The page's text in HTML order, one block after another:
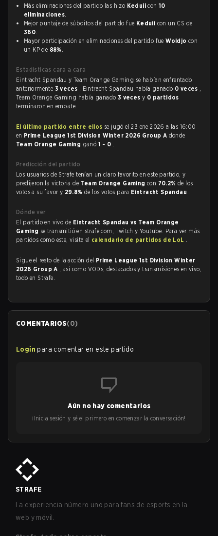
Más eliminaciones del partido las hizo Keduii con10
eliminaciones.
Mejor puntaje de súbditos del partido fue Keduii con un CS de
360.
Mayor participación en eliminaciones del partido fueWoldjo con
un KP de 88% .
Estadísticas cara a cara
Eintracht Spandau y Team Orange Gaming se habían enfrentado
anteriormente 3 veces . Eintracht Spandau había ganado 0 veces ,
Team Orange Gaming había ganado 3 vecesy 0 partidos
terminaron en empate.
El último partido entre ellos se jugó el 23 ene 2026 a las 16:00
en Prime League 1st Division Winter 2026 Group A donde
Team Orange Gaming ganó 1 - 0 .
Predicción del partido
Los usuarios de Strafe tenían un claro favorito en este partido, y
predijeron la victoria de Team Orange Gamingcon 70.2%de los
votos a su favor y 29.8%de los votos para Eintracht Spandau .
Dónde ver
El partido en vivo de Eintracht Spandau vs Team Orange
Gaming se transmitió en strafe.com, Twitch y Youtube. Para ver más
partidos como este, visita el calendario de partidos de LoL .
Sigue el resto de la acción del Prime League 1st Division Winter
2026 Group A , así como VODs, destacados y transmisiones en vivo,
todo en Strafe.
COMENTARIOS(0)
Login para comentar en este partido
Aún no hay comentarios
¡Inicia sesión y sé el primero en comenzar la conversación!
STRAFE
La experiencia número uno para fans de esports en la
web y móvil.